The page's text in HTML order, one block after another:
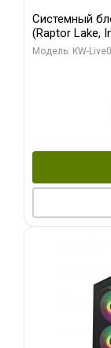
Системный
(Raptor Lake,
модуля)/ Afox
Модель: KW-